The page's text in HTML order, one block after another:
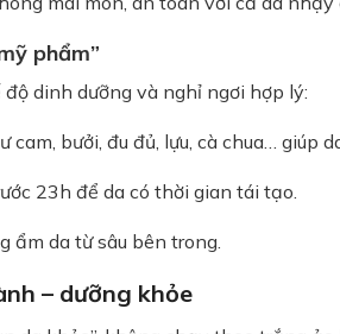
phẩm”
dinh dưỡng và nghỉ ngơi hợp lý:
bưởi, đu đủ, lựu, cà chua… giúp
23h để da có thời gian tái tạo.
ẩm da từ sâu bên trong.
– dưỡng khỏe